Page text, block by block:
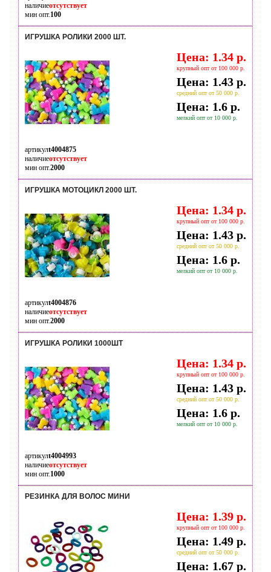
наличиеотсутствует
мин опт.100
ИГРУШКА РОЛИКИ 2000 ШТ.
Цена: 1.34 р.
крупный опт от 100 000 р.
Цена: 1.43 р.
средний опт от 50 000 р.
Цена: 1.6 р.
мелкий опт от 10 000 р.
артикулt4004875
наличиеотсутствует
мин опт.2000
ИГРУШКА МОТОЦИКЛ 2000 ШТ.
Цена: 1.34 р.
крупный опт от 100 000 р.
Цена: 1.43 р.
средний опт от 50 000 р.
Цена: 1.6 р.
мелкий опт от 10 000 р.
артикулt4004876
наличиеотсутствует
мин опт.2000
ИГРУШКА РОЛИКИ 1000ШТ
Цена: 1.34 р.
крупный опт от 100 000 р.
Цена: 1.43 р.
средний опт от 50 000 р.
Цена: 1.6 р.
мелкий опт от 10 000 р.
артикулt4004993
наличиеотсутствует
мин опт.1000
РЕЗИНКА ДЛЯ ВОЛОС МИНИ
Цена: 1.39 р.
крупный опт от 100 000 р.
Цена: 1.49 р.
средний опт от 50 000 р.
Цена: 1.67 р.